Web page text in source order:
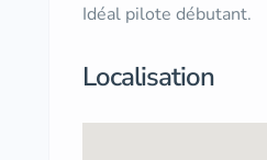
Idéal pilote débutant.
Localisation